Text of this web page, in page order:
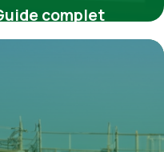
complet